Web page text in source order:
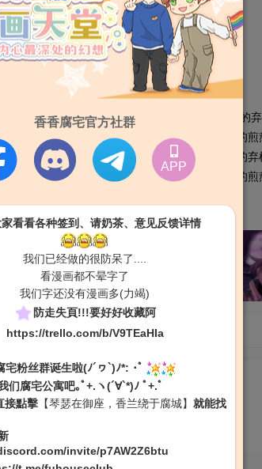
香香腐宅官方社群
APP
看看各种签到、请奶茶、意见反馈详情
我们已经做的很防呆了....
看漫画都不晕字了
我们字还没有漫画多(力竭)
防走失頁!!!要好好收藏阿
https://trello.com/b/V9TEaHIa
宅粉丝群诞生啦(ﾉ´ヮ`)ﾉ*: ･ﾟ
们腐宅公寓吧｡ﾟ+.ヽ(´∀`*)ﾉ ﾟ+.ﾟ
點擊 【琴瑟在御座，香兰绕于腐城】 就能找
invite/p7AW2Z6btu
送至西贺当人质的多纪，为了证明自己不是无用的
是他却不顾意拥抱自己，再加上必须事情上总的
至西贺当人质的多纪，为了证明自己不是无用的
是他却不顾意拥抱自己，再加上必须事情上总的
」